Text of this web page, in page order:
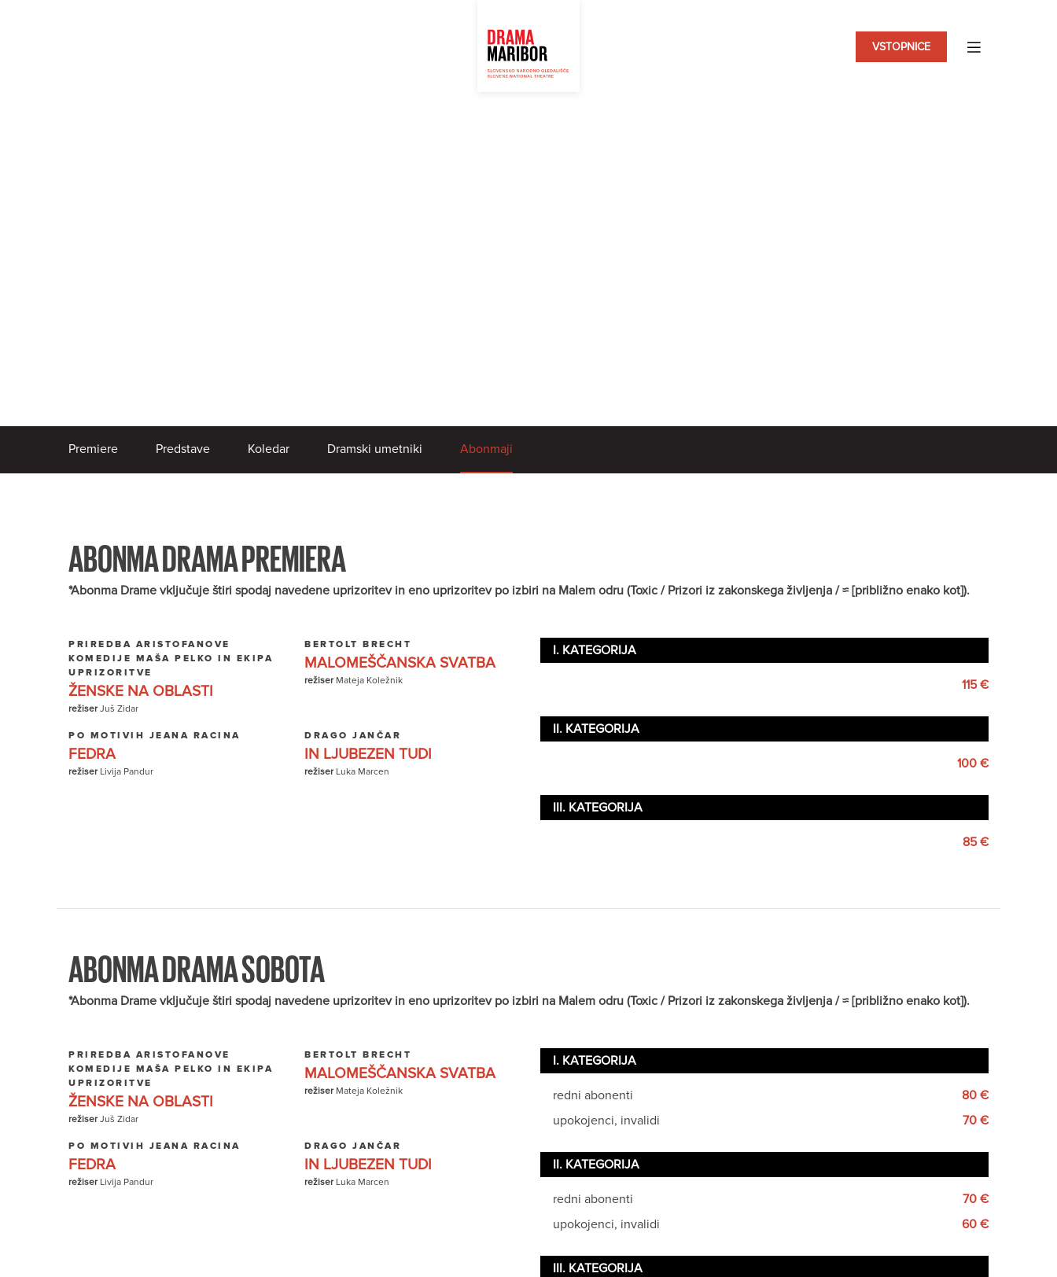
VSTOPNICE
Premiere Predstave Koledar Dramski umetniki Abonmaji
ABONMA DRAMA PREMIERA
*Abonma Drame vključuje štiri spodaj navedene uprizoritev in eno uprizoritev po izbiri na Malem odru (Toxic / Prizori iz zakonskega življenja / ≈ [približno enako kot]).
PRIREDBA ARISTOFANOVE
KOMEDIJE MAŠA PELKO IN EKIPA
UPRIZORITVE
ŽENSKE NA OBLASTI
režiserJuš Zidar
BERTOLT BRECHT
MALOMEŠČANSKA SVATBA
režiserMateja Koležnik
PO MOTIVIH JEANA RACINA
FEDRA
režiserLivija Pandur
DRAGO JANČAR
IN LJUBEZEN TUDI
režiserLuka Marcen
I. KATEGORIJA
115 €
II. KATEGORIJA
100 €
III. KATEGORIJA
85 €
ABONMA DRAMA SOBOTA
*Abonma Drame vključuje štiri spodaj navedene uprizoritev in eno uprizoritev po izbiri na Malem odru (Toxic / Prizori iz zakonskega življenja / ≈ [približno enako kot]).
PRIREDBA ARISTOFANOVE
KOMEDIJE MAŠA PELKO IN EKIPA
UPRIZORITVE
ŽENSKE NA OBLASTI
režiserJuš Zidar
BERTOLT BRECHT
MALOMEŠČANSKA SVATBA
režiserMateja Koležnik
PO MOTIVIH JEANA RACINA
FEDRA
režiserLivija Pandur
DRAGO JANČAR
IN LJUBEZEN TUDI
režiserLuka Marcen
I. KATEGORIJA
redni abonenti
80 €
upokojenci, invalidi
70 €
II. KATEGORIJA
redni abonenti
70 €
upokojenci, invalidi
60 €
III. KATEGORIJA